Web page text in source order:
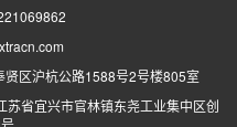
区沪杭公路1588号2号楼805室
省宜兴市官林镇东尧工业集中区创